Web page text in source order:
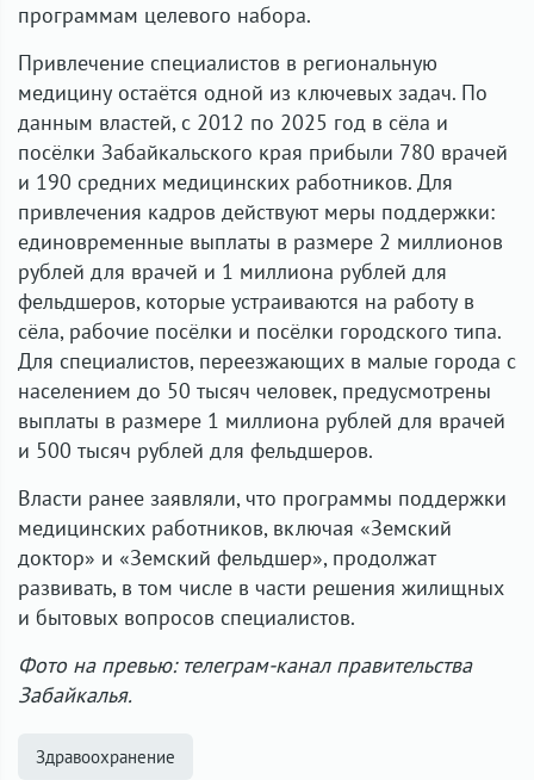
программам целевого набора.
Привлечение специалистов в региональную
медицину остаётся одной из ключевых задач. По
данным властей, с 2012 по 2025 год в сёла и
посёлки Забайкальского края прибыли 780 врачей
и 190 средних медицинских работников. Для
привлечения кадров действуют меры поддержки:
единовременные выплаты в размере 2 миллионов
рублей для врачей и 1 миллиона рублей для
фельдшеров, которые устраиваются на работу в
сёла, рабочие посёлки и посёлки городского типа.
Для специалистов, переезжающих в малые города с
населением до 50 тысяч человек, предусмотрены
выплаты в размере 1 миллиона рублей для врачей
и 500 тысяч рублей для фельдшеров.
Власти ранее заявляли, что программы поддержки
медицинских работников, включая «Земский
доктор» и «Земский фельдшер», продолжат
развивать, в том числе в части решения жилищных
и бытовых вопросов специалистов.
Фото на превью: телеграм-канал правительства
Забайкалья.
Здравоохранение